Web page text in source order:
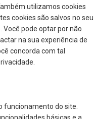
utilizamos cookies
cookies são salvos no seu
pode optar por não
na sua experiência de
concorda com tal
funcionamento do site.
básicas e a